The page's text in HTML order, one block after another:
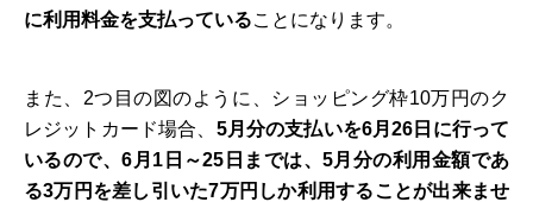
に利用料金を支払っていることになります。
また、2つ目の図のように、ショッピング枠10万円のク
レジットカード場合、 5月分の支払いを6月26日に行って
いるので、6月1日～25日までは、5月分の利用金額であ
る3万円を差し引いた7万円しか利用することが出来ませ